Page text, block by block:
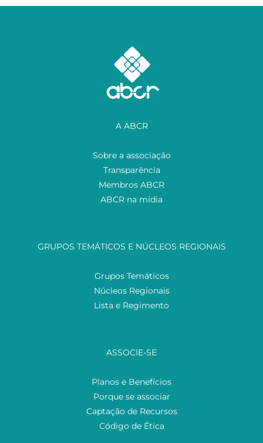
A ABCR
Sobre a associação
Transparência
Membros ABCR
ABCR na mídia
GRUPOS TEMÁTICOS E NÚCLEOS REGIONAIS
Grupos Temáticos
Núcleos Regionais
Lista e Regimento
ASSOCIE-SE
Planos e Benefícios
Porque se associar
Captação de Recursos
Código de Ética